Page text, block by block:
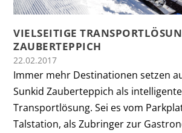
VIELSEITIGE
ZAUBERTEPPICH
22.02.2017
Immer mehr Destinationen setzen
Sunkid Zauberteppich als intelligente
Transportlösung. Sei es vom
Talstation, als Zubringer zur